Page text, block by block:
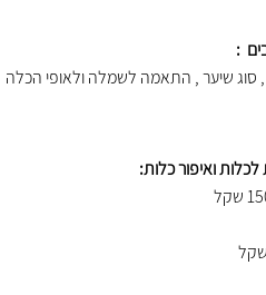
:
סוג שיער , התאמה לשמלה ולאופי הכלה
ואיפור כלות: